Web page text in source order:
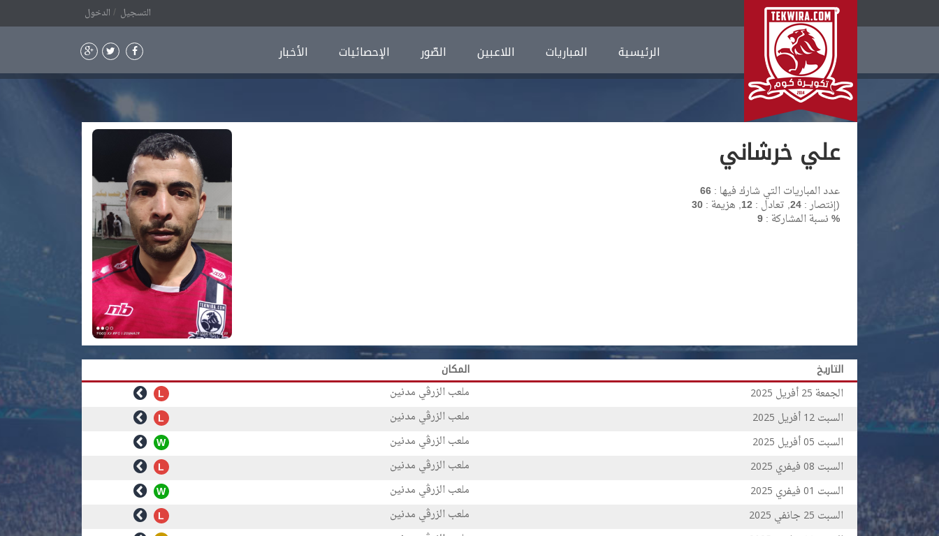
الدخول التسجيل
الرئيسية المباريات اللاعبين الصّور الإحصائيات الأخبار
علي خرشاني
عدد المباريات التي شارك فيها :66
إنتصار :24, تعادل :12, هزيمة :30 )
نسبة المشاركة :9 %
المكان
التاريخ
L
ملعب الزرڨي مدنين الجمعة 25 أفريل 2025
L ملعب الزرڨي مدنين السبت 12 أفريل 2025
W ملعب الزرڨي مدنين السبت 05 أفريل 2025
L ملعب الزرڨي مدنين السبت 08 فيفري 2025
W ملعب الزرڨي مدنين السبت 01 فيفري 2025
L ملعب الزرڨي مدنين السبت 25 جانفي 2025